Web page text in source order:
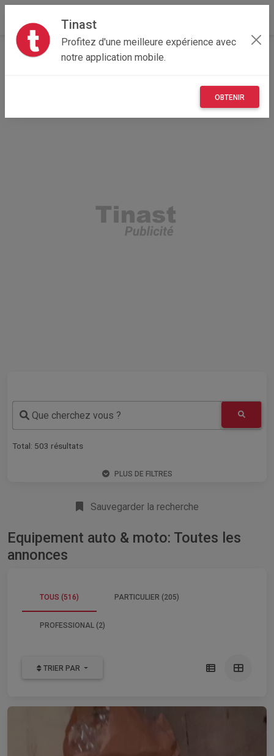
Tinast
Profitez d'une meilleure expérience avec
notre application mobile.
OBTENIR
Accueil Recherche
Véhicules
Que cherchez vous ?
Total: 503 résultats
PLUS DE FILTRES
Sauvegarder la recherche
Equipement auto & moto: Toutes les
annonces
TOUS (516) PARTICULIER (205)
PROFESSIONAL (2)
TRIER PAR